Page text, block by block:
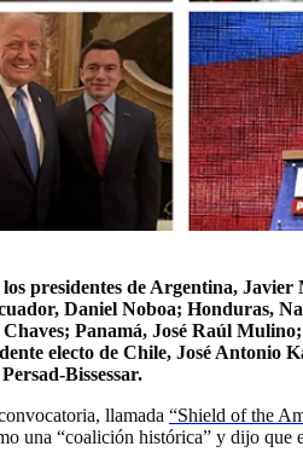
presidentes de Argentina,
Daniel Noboa; Honduras,
Panamá, José Raúl
electo de Chile, José Antonio
Bissessar.
llamada “Shield of the
una “coalición histórica” y dijo que